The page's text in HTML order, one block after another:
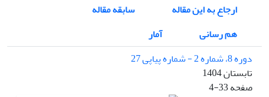
ارجاع به این مقاله
سابقه مقاله
هم رسانی
آمار
دوره 8، شماره 2 - شماره پیاپی 27
تابستان 1404
صفحه4-33